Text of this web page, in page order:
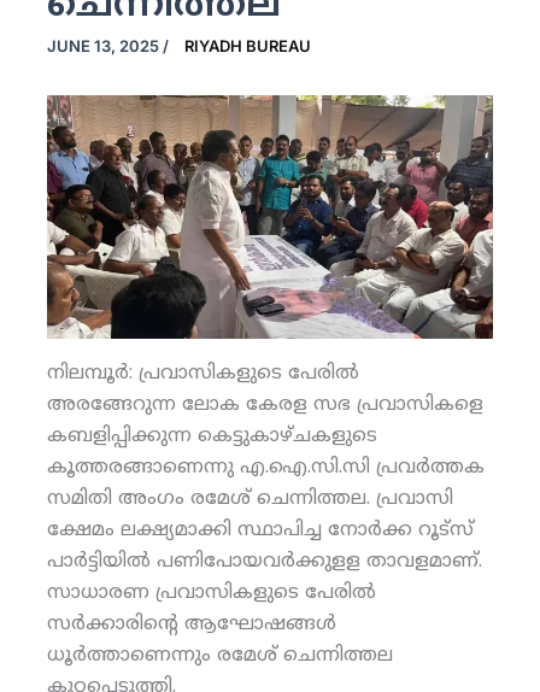
JUNE 13, 2025 / RIYADH BUREAU
നിലമ്പൂര്‍: പ്രവാസികളുടെ പേരില്‍
അരങ്ങേറുന്ന ലോക കേരള സഭ പ്രവാസികളെ
കബളിപ്പിക്കുന്ന കെട്ടുകാഴ്ചകളുടെ
കൂത്തരങ്ങാണെന്നു എ.ഐ.സി.സി പ്രവര്‍ത്തക
സമിതി അംഗം രമേശ് ചെന്നിത്തല. പ്രവാസി
ക്ഷേമം ലക്ഷ്യമാക്കി സ്ഥാപിച്ച നോര്‍ക്ക റൂട്‌സ്
പാര്‍ട്ടിയില്‍ പണിപോയവര്‍ക്കുളള താവളമാണ്.
സാധാരണ പ്രവാസികളുടെ പേരില്‍
സര്‍ക്കാരിന്റെ ആഘോഷങ്ങള്‍
ധൂര്‍ത്താണെന്നും രമേശ് ചെന്നിത്തല
കുറ്റപ്പെടുത്തി.